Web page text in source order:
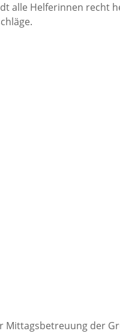
alle Helferinnen recht
Mittagsbetreuung der